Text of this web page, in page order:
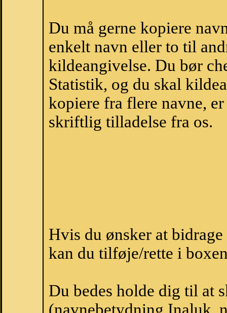
Du må gerne kopiere
enkelt navn eller to til
kildeangivelse. Du bør
Statistik, og du skal
kopiere fra flere navne,
skriftlig tilladelse fra os.
Hvis du ønsker at
kan du tilføje/rette i
Du bedes holde dig til at